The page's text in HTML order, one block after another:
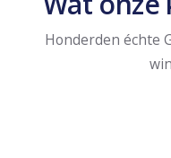
Honderden échte